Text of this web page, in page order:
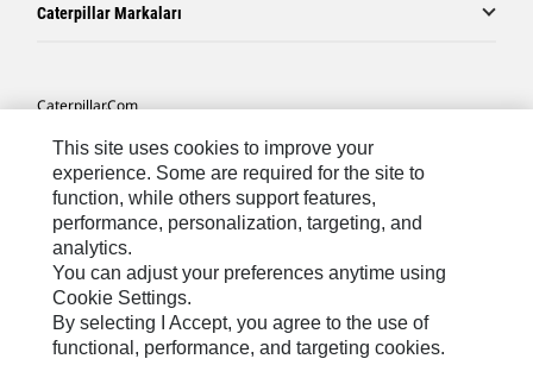
Caterpillar Markaları
Caterpillar.com
Caterpillar Müşteri Hizmetleri Ve Iletişim
Site Haritası
Cookie Settings
Yasal
Gizlilik
This site uses cookies to improve your
experience. Some are required for the site to
function, while others support features,
performance, personalization, targeting, and
analytics.
You can adjust your preferences anytime using
Cookie Settings.
By selecting I Accept, you agree to the use of
functional, performance, and targeting cookies.